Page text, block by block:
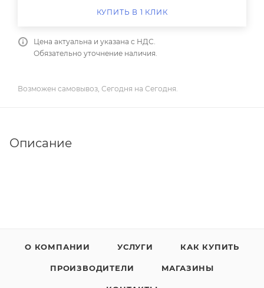
КУПИТЬ В 1 КЛИК
Цена актуальна и указана с НДС.
Обязательно уточнение наличия.
Возможен самовывоз, Сегодня на Сегодня.
Описание
О КОМПАНИИ УСЛУГИ КАК КУПИТЬ
ПРОИЗВОДИТЕЛИ МАГАЗИНЫ